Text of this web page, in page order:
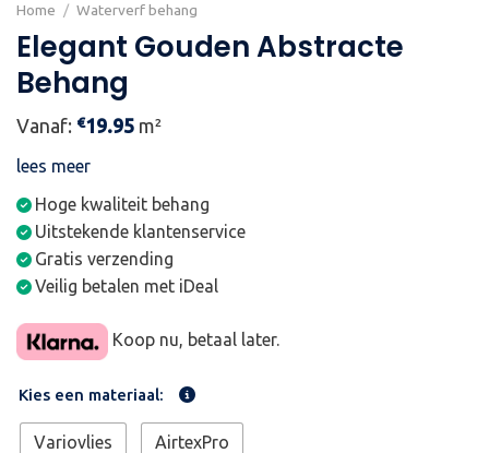
Home / Waterverf behang
Elegant Gouden Abstracte
Behang
Vanaf: €19.95 m²
lees meer
Hoge kwaliteit behang
Uitstekende klantenservice
Gratis verzending
Veilig betalen met iDeal
Koop nu, betaal later.
Kies een materiaal:
Variovlies AirtexPro